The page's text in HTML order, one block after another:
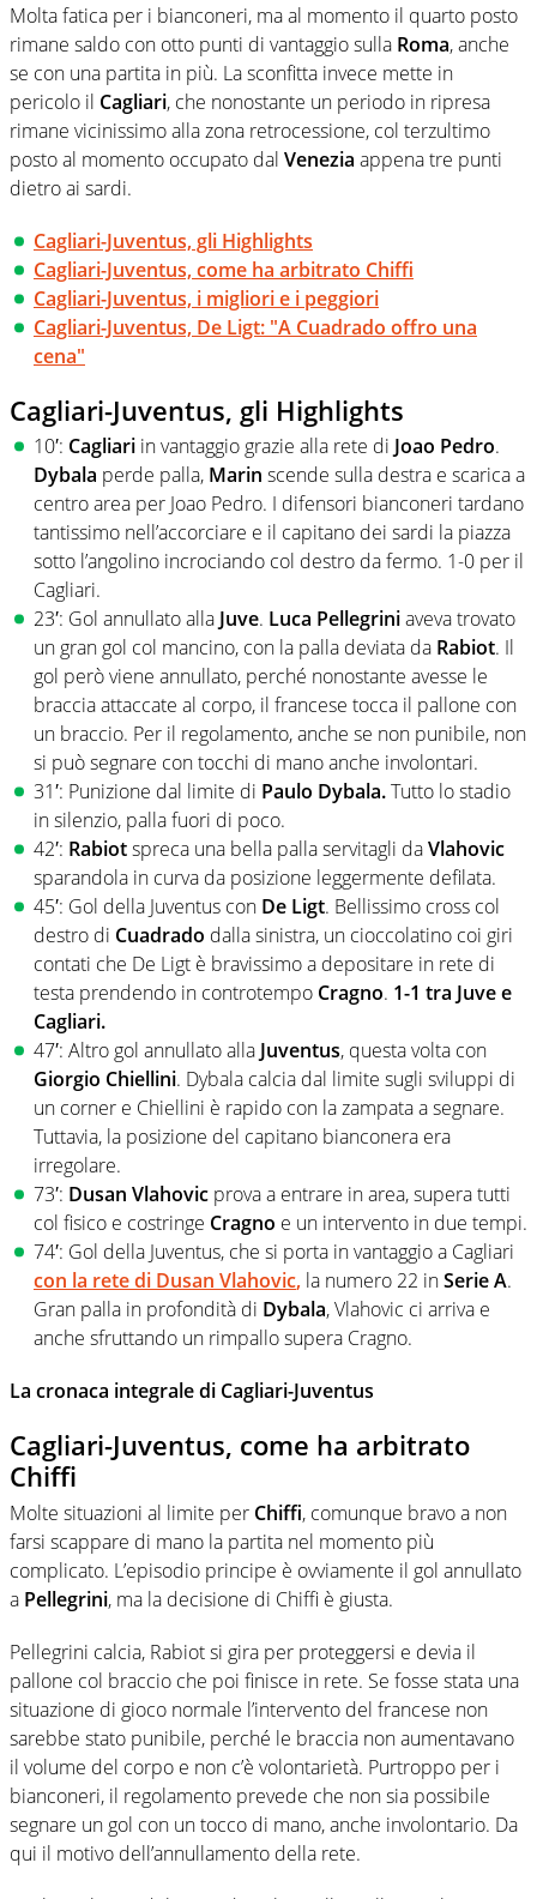
Molta fatica per i bianconeri, ma al momento il quarto posto
rimane saldo con otto punti di vantaggio sulla Roma, anche
se con una partita in più. La sconfitta invece mette in
pericolo il Cagliari, che nonostante un periodo in ripresa
rimane vicinissimo alla zona retrocessione, col terzultimo
posto al momento occupato dal Venezia appena tre punti
dietro ai sardi.
Cagliari-Juventus, gli Highlights
Cagliari-Juventus, come ha arbitrato Chiffi
Cagliari-Juventus, i migliori e i peggiori
Cagliari-Juventus, De Ligt: "A Cuadrado offro una
cena"
Cagliari-Juventus, gli Highlights
10′: Cagliari in vantaggio grazie alla rete di Joao Pedro.
Dybala perde palla, Marin scende sulla destra e scarica a
centro area per Joao Pedro. I difensori bianconeri tardano
tantissimo nell’accorciare e il capitano dei sardi la piazza
sotto l’angolino incrociando col destro da fermo. 1-0 per il
Cagliari.
23′: Gol annullato alla Juve. Luca Pellegriniaveva trovato
un gran gol col mancino, con la palla deviata da Rabiot. Il
gol però viene annullato, perché nonostante avesse le
braccia attaccate al corpo, il francese tocca il pallone con
un braccio. Per il regolamento, anche se non punibile, non
si può segnare con tocchi di mano anche involontari.
31′: Punizione dal limite di Paulo Dybala.Tutto lo stadio
in silenzio, palla fuori di poco.
42′: Rabiotspreca una bella palla servitagli daVlahovic
sparandola in curva da posizione leggermente defilata.
45′: Gol della Juventus con De Ligt. Bellissimo cross col
destro di Cuadrado dalla sinistra, un cioccolatino coi giri
contati che De Ligt è bravissimo a depositare in rete di
testa prendendo in controtempo Cragno. 1-1 tra Juve e
Cagliari.
47′: Altro gol annullato alla Juventus, questa volta con
Giorgio Chiellini. Dybala calcia dal limite sugli sviluppi di
un corner e Chiellini è rapido con la zampata a segnare.
Tuttavia, la posizione del capitano bianconera era
irregolare.
73′: Dusan Vlahovic prova a entrare in area, supera tutti
col fisico e costringe Cragno e un intervento in due tempi.
74′: Gol della Juventus, che si porta in vantaggio a Cagliari
con la rete di Dusan Vlahovic, la numero 22 inSerie A.
Gran palla in profondità di Dybala, Vlahovic ci arriva e
anche sfruttando un rimpallo supera Cragno.
La cronaca integrale di Cagliari-Juventus
Cagliari-Juventus, come ha arbitrato
Chiffi
Molte situazioni al limite per Chiffi, comunque bravo a non
farsi scappare di mano la partita nel momento più
complicato. L’episodio principe è ovviamente il gol annullato
a Pellegrini, ma la decisione di Chiffi è giusta.
Pellegrini calcia, Rabiot si gira per proteggersi e devia il
pallone col braccio che poi finisce in rete. Se fosse stata una
situazione di gioco normale l’intervento del francese non
sarebbe stato punibile, perché le braccia non aumentavano
il volume del corpo e non c’è volontarietà. Purtroppo per i
bianconeri, il regolamento prevede che non sia possibile
segnare un gol con un tocco di mano, anche involontario. Da
qui il motivo dell’annullamento della rete.